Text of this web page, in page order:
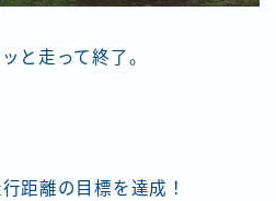
と走って終了。
距離の目標を達成！